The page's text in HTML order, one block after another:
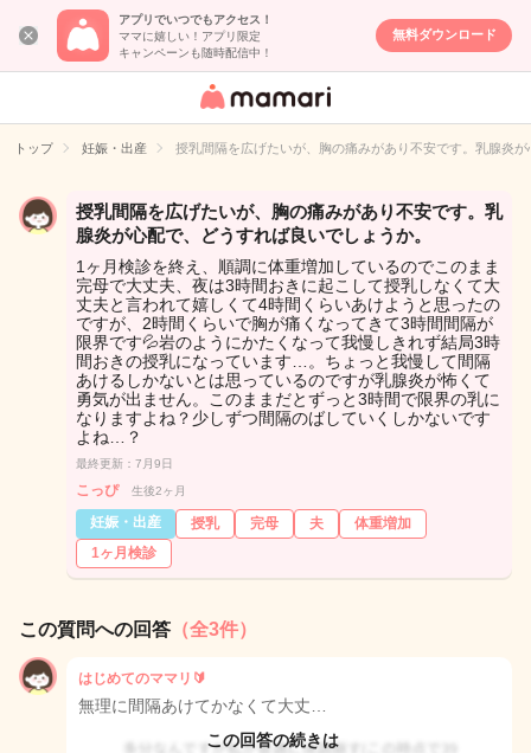
アプリでいつでもアクセス！
ママに嬉しい！アプリ限定
キャンペーンも随時配信中！
無料ダウンロード
女性専用匿名QA
イト
トップ 妊娠・出産 授乳間隔を広げたいが、胸の痛みがあり不安です。乳腺炎
授乳間隔を広げたいが、胸の痛みがあり不安です。乳
腺炎が心配で、どうすれば良いでしょうか。
1ヶ月検診を終え、順調に体重増加しているのでこのまま
完母で大丈夫、夜は3時間おきに起こして授乳しなくて大
丈夫と言われて嬉しくて4時間くらいあけようと思ったの
ですが、2時間くらいで胸が痛くなってきて3時間間隔が
限界です💦岩のようにかたくなって我慢しきれず結局3時
間おきの授乳になっています…。ちょっと我慢して間隔
あけるしかないとは思っているのですが乳腺炎が怖くて
勇気が出ません。このままだとずっと3時間で限界の乳に
なりますよね？少しずつ間隔のばしていくしかないです
よね…？
最終更新：7月9日
こっぴ 生後2ヶ月
妊娠・出産 授乳 完母 夫
体重増加
1ヶ月検診
この質問への回答 （全3件）
はじめてのママリ🔰
無理に間隔あけてかなくて大丈…
この回答の続きは